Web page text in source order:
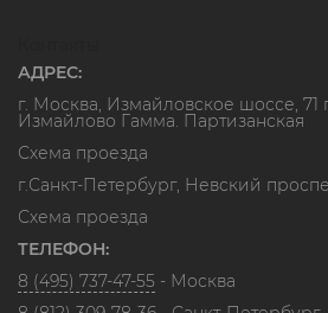
АДРЕС:
г. Москва, Измайловское шоссе, 71
Измайлово Гамма. Партизанская
Схема проезда
г.Санкт-Петербург, Невский
Схема проезда
ТЕЛЕФОН:
8 (495) 737-47-55 - Москва